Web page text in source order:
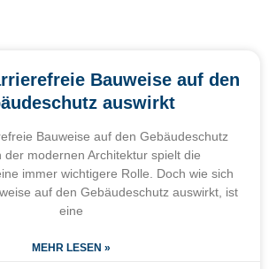
Bauweise auf den
auswirkt
Bauweise auf den Gebäudeschutz
der modernen Architektur spielt die
immer wichtigere Rolle. Doch wie sich
auf den Gebäudeschutz auswirkt, ist
eine
MEHR LESEN »